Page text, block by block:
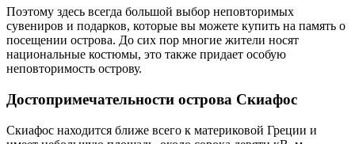
Поэтому здесь всегда большой выбор неповторимых
сувениров и подарков, которые вы можете купить на память о
посещении острова. До сих пор многие жители носят
национальные костюмы, это также придает особую
неповторимость острову.
Достопримечательности острова Скиафос
Скиафос находится ближе всего к материковой Греции и